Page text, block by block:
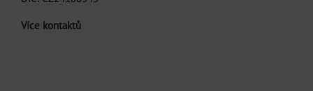
Více kontaktů